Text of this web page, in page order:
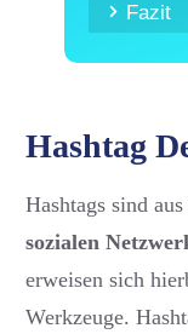
Fazit
Hashtag
Hashtags sind
sozialen
erweisen sich
Werkzeuge.